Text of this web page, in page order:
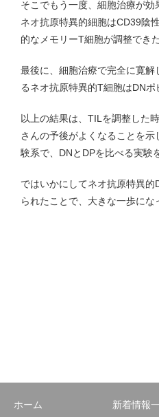
そこでもう一度、細胞治療が
ネオ抗原特異的細胞はCD39陰
的なメモリーT細胞が調整でき
最後に、細胞治療で完全に寛
るネオ抗原特異的T細胞はDN
以上の結果は、TILを調整した
さんの予後がよくなることを
験系で、DNとDPを比べる実験
ではいかにしてネオ抗原特異
られたことで、大きな一歩にな
ホーム
新着情報